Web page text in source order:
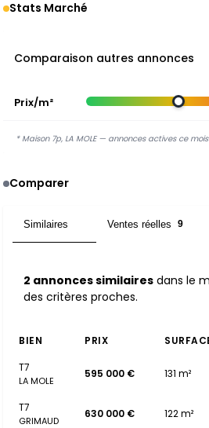
Stats Marché
Comparaison autres annonces
Prix/m²
* Maison 7p, LA MOLE — annonces actives ce mois
Comparer
Similaires Ventes réelles 9
2 annonces similaires dans le
des critères proches.
BIEN PRIX
T7
LA MOLE
595 000 € 131 m²
T7
GRIMAUD
630 000 € 122 m²